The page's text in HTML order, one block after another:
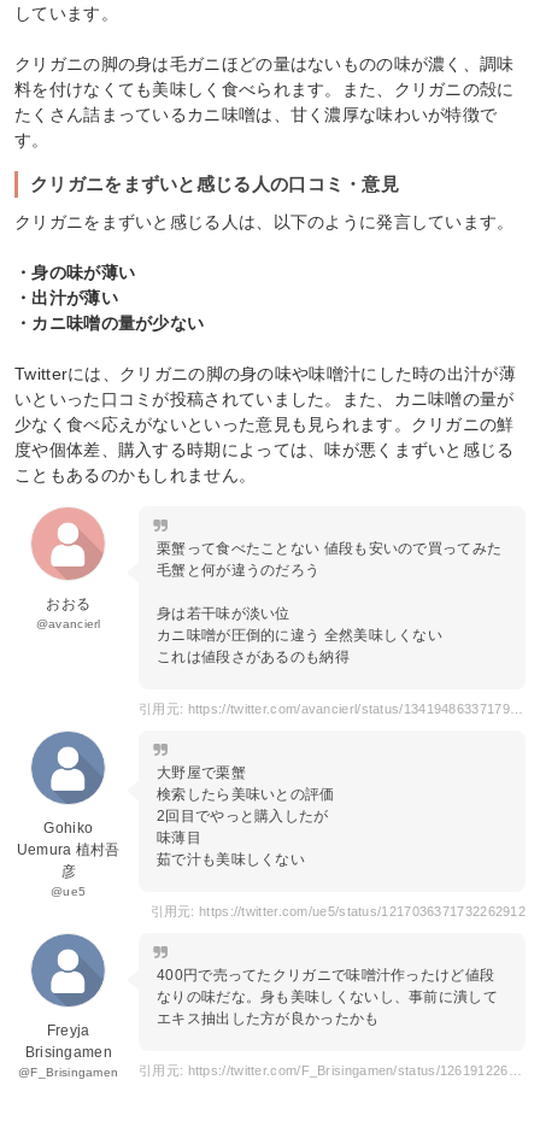
しています。
クリガニの脚の身は毛ガニほどの量はないものの味が濃く、調味
料を付けなくても美味しく食べられます。また、クリガニの殻に
たくさん詰まっているカニ味噌は、甘く濃厚な味わいが特徴で
す。
クリガニをまずいと感じる人の口コミ・意見
クリガニをまずいと感じる人は、以下のように発言しています。
・身の味が薄い
・出汁が薄い
・カニ味噌の量が少ない
Twitterには、クリガニの脚の身の味や味噌汁にした時の出汁が薄
いといった口コミが投稿されていました。また、カニ味噌の量が
少なく食べ応えがないといった意見も見られます。クリガニの鮮
度や個体差、購入する時期によっては、味が悪くまずいと感じる
こともあるのかもしれません。
おおる
@avancierl
栗蟹って食べたことない 値段も安いので買ってみた
毛蟹と何が違うのだろう
身は若干味が淡い位
カニ味噌が圧倒的に違う 全然美味しくない
これは値段さがあるのも納得
引用元: https://twitter.com/avancierl/status/1341948633717952512
Gohiko
Uemura 植村吾
彦
@ue5
大野屋で栗蟹
検索したら美味いとの評価
2回目でやっと購入したが
味薄目
茹で汁も美味しくない
引用元: https://twitter.com/ue5/status/1217036371732262912
Freyja
Brisingamen
@F_Brisingamen
400円で売ってたクリガニで味噌汁作ったけど値段
なりの味だな。身も美味しくないし、事前に潰して
エキス抽出した方が良かったかも